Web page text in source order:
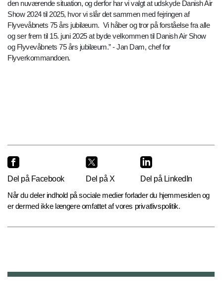
den nuværende situation, og derfor har vi valgt at udskyde Danish Air
Show 2024 til 2025, hvor vi slår det sammen med fejringen af
Flyvevåbnets 75 års jubilæum. Vi håber og tror på forståelse fra alle
og ser frem til 15. juni 2025 at byde velkommen til Danish Air Show
og Flyvevåbnets 75 års jubilæum.” - Jan Dam, chef for
Flyverkommandoen.
Del på Facebook Del på X
Del på LinkedIn
Når du deler indhold på sociale medier forlader du hjemmesiden og
er dermed ikke længere omfattet af vores privatlivspolitik.